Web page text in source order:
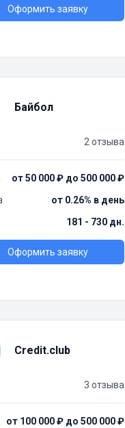
Оформить заявку
Байбол
2 отзыва
от 50 000 ₽ до 500 000 ₽
от 0.26% в день
181 - 730 дн.
Оформить заявку
Credit.club
3 отзыва
от 100 000 ₽ до 500 000 ₽